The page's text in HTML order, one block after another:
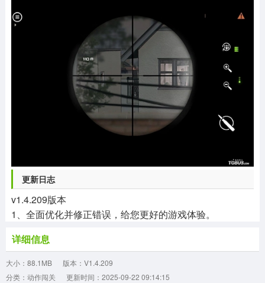
更新日志
v1.4.209版本
1、全面优化并修正错误，给您更好的游戏体验。
详细信息
大小：88.1MB
版本：V1.4.209
分类：动作闯关
更新时间：2025-09-22 09:14:15